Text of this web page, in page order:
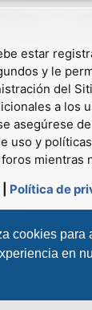
cookies para
en
estar
y le
del
a los
asegúrese
uso y
mientras
Política de
de Lanza Wargames
phpBB® Forum